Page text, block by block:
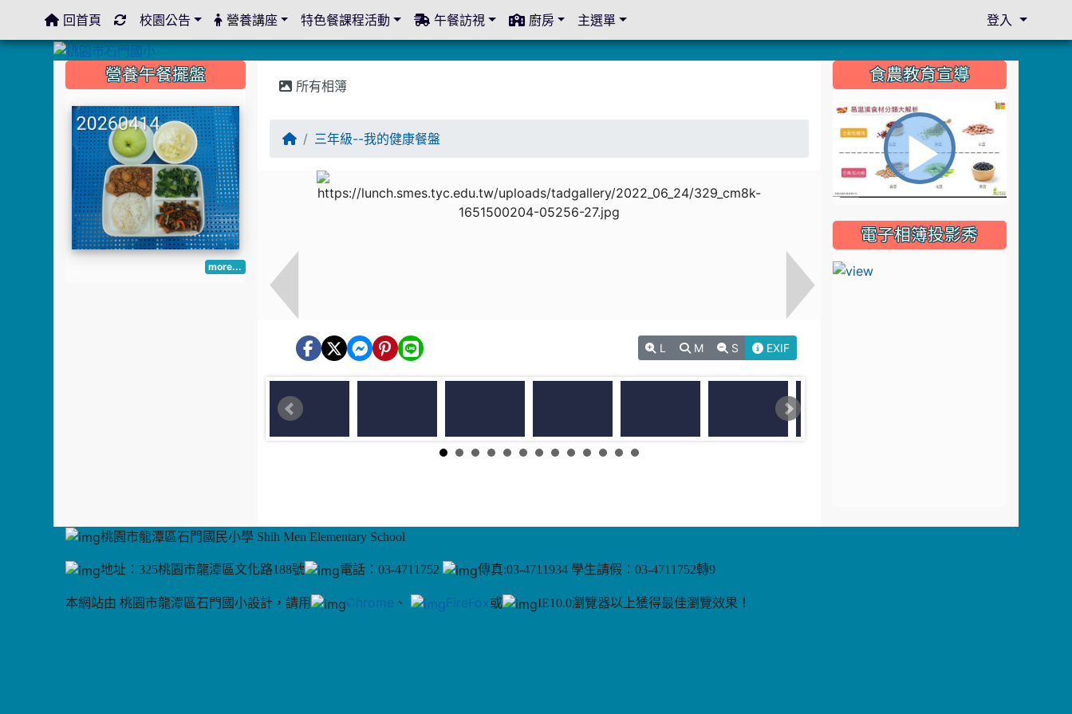
所有相簿
三年級--我的健康餐盤
L M S EXIF
::: 營養午餐擺盤
more...
::: 食農教育宣導
播
放
電子相簿投影秀
桃園市龍潭區石門國民小學 Shih Men Elementary School
地址：325桃園市龍潭區文化路188號 電話：03-4711752 傳真:03-4711934 學生請假：03-4711752轉9
本網站由 桃園市龍潭區石門國小設計，請用 Chrome 、 FireFox或 IE10.0瀏覽器以上獲得最佳瀏覽效果！
::: 回首頁 校園公告 營養講座 特色餐課程活動 午餐訪視 廚房 主選單 登入